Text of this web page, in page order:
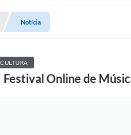
Notícia
CULTURA
Online de